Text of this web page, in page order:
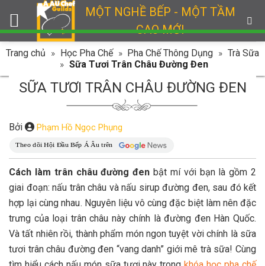
content
MỘT NGHỀ BẾP - MỘT TẦM
CAO MỚI
Trang chủ » Học Pha Chế » Pha Chế Thông Dụng » Trà Sữa
» Sữa Tươi Trân Châu Đường Đen
SỮA TƯƠI TRÂN CHÂU ĐƯỜNG ĐEN
Bởi Phạm Hồ Ngọc Phụng
Cách làm trân châu đường đen bật mí với bạn là gồm 2
giai đoạn: nấu trân châu và nấu sirup đường đen, sau đó kết
hợp lại cùng nhau. Nguyên liệu vô cùng đặc biệt làm nên đặc
trưng của loại trân châu này chính là đường đen Hàn Quốc.
Và tất nhiên rồi, thành phẩm món ngon tuyệt vời chính là sữa
tươi trân châu đường đen “vang danh” giới mê trà sữa! Cùng